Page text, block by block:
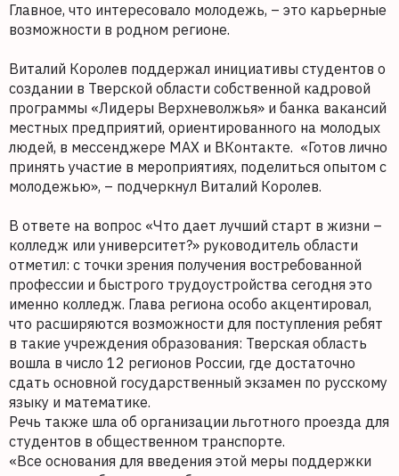
Главное, что интересовало молодежь, – это карьерные
возможности в родном регионе.
Виталий Королев поддержал инициативы студентов о
создании в Тверской области собственной кадровой
программы «Лидеры Верхневолжья» и банка вакансий
местных предприятий, ориентированного на молодых
людей, в мессенджере MAX и ВКонтакте. «Готов лично
принять участие в мероприятиях, поделиться опытом с
молодежью», – подчеркнул Виталий Королев.
В ответе на вопрос «Что дает лучший старт в жизни –
колледж или университет?» руководитель области
отметил: с точки зрения получения востребованной
профессии и быстрого трудоустройства сегодня это
именно колледж. Глава региона особо акцентировал,
что расширяются возможности для поступления ребят
в такие учреждения образования: Тверская область
вошла в число 12 регионов России, где достаточно
сдать основной государственный экзамен по русскому
языку и математике.
Речь также шла об организации льготного проезда для
студентов в общественном транспорте.
«Все основания для введения этой меры поддержки